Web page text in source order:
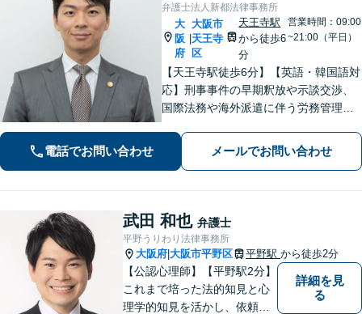
弁護士法人新都法律事務所
大
阪
府
大阪市
天王寺
区
天王寺駅
から徒歩6
分
営業時間：09:00
~21:00（平日）
【天王寺駅徒歩6分】【英語・韓国語対
応】刑事事件の早期釈放や示談交渉、
国際法務や海外派遣に伴う労務管理、
お任せください。法律のプロフェッシ
ョナルが、途を切り拓くお手伝いを致
電話でお問い合わせ メールでお問い合わせ
武田 和也 弁護士
平野うりわり法律事務所
大阪府 大阪市平野区 平野駅 から徒歩2分
【公認心理師】【平野駅2分】
これまで培った法的知見と心
理学的知見を活かし、依頼者
詳細を見
る